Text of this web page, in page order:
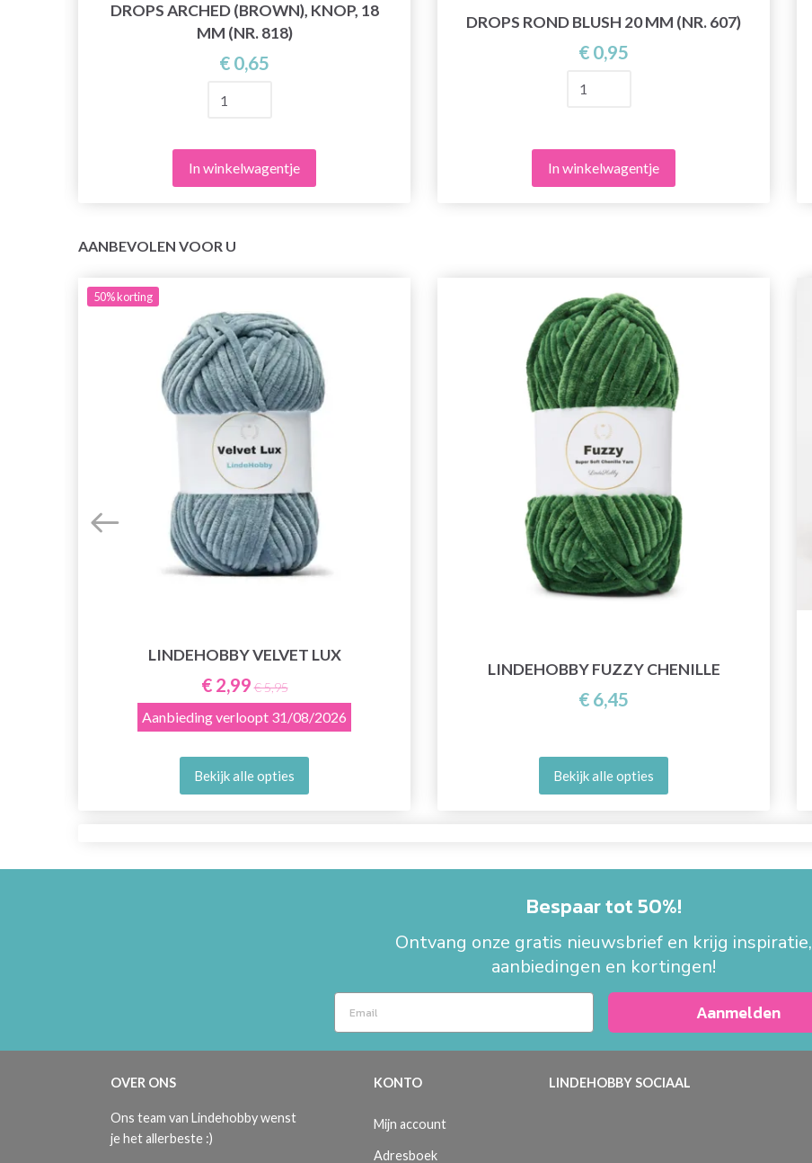
DROPS ARCHED (BROWN), KNOP, 18
MM (NR. 818)
€ 0,65
In winkelwagentje
DROPS ROND BLUSH 20 MM (NR. 607)
€ 0,95
In winkelwagentje
AANBEVOLEN VOOR U
50%korting
LINDEHOBBY VELVET LUX
€ 2,99 € 5,95
Aanbieding verloopt 31/08/2026
Bekijk alle opties
LINDEHOBBY FUZZY CHENILLE
€ 6,45
Bekijk alle opties
Bespaar tot 50%!
Ontvang onze gratis nieuwsbrief en krijg inspiratie,
aanbiedingen en kortingen!
Aanmelden
OVER ONS
Ons team van Lindehobby wenst
je het allerbeste :)
KONTO
Mijn account
Adresboek
LINDEHOBBY SOCIAAL